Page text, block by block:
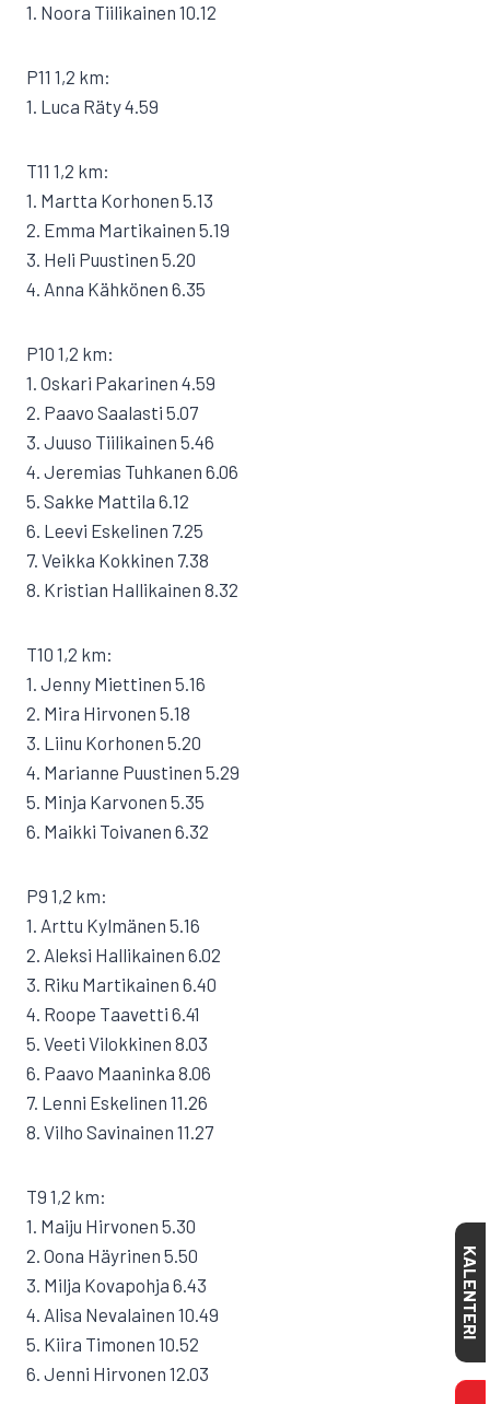
1. Noora Tiilikainen 10.12
P11 1,2 km:
1. Luca Räty 4.59
T11 1,2 km:
1. Martta Korhonen 5.13
2. Emma Martikainen 5.19
3. Heli Puustinen 5.20
4. Anna Kähkönen 6.35
P10 1,2 km:
1. Oskari Pakarinen 4.59
2. Paavo Saalasti 5.07
3. Juuso Tiilikainen 5.46
4. Jeremias Tuhkanen 6.06
5. Sakke Mattila 6.12
6. Leevi Eskelinen 7.25
7. Veikka Kokkinen 7.38
8. Kristian Hallikainen 8.32
T10 1,2 km:
1. Jenny Miettinen 5.16
2. Mira Hirvonen 5.18
3. Liinu Korhonen 5.20
4. Marianne Puustinen 5.29
5. Minja Karvonen 5.35
6. Maikki Toivanen 6.32
P9 1,2 km:
1. Arttu Kylmänen 5.16
2. Aleksi Hallikainen 6.02
3. Riku Martikainen 6.40
4. Roope Taavetti 6.41
5. Veeti Vilokkinen 8.03
6. Paavo Maaninka 8.06
7. Lenni Eskelinen 11.26
8. Vilho Savinainen 11.27
T9 1,2 km:
1. Maiju Hirvonen 5.30
2. Oona Häyrinen 5.50
3. Milja Kovapohja 6.43
4. Alisa Nevalainen 10.49
5. Kiira Timonen 10.52
6. Jenni Hirvonen 12.03
KALENTERI